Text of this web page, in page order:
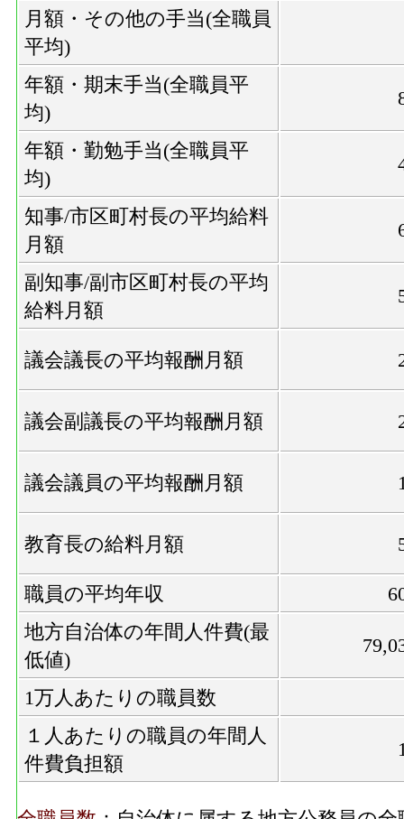
月額・その他の手当(全職員
平均)
年額・期末手当(全職員平
均)
年額・勤勉手当(全職員平
均)
知事/市区町村長の平均給料
月額
副知事/副市区町村長の平均
給料月額
議会議長の平均報酬月額
議会副議長の平均報酬月額
議会議員の平均報酬月額
教育長の給料月額
職員の平均年収
地方自治体の年間人件費(最
低値)
1万人あたりの職員数
１人あたりの職員の年間人
件費負担額